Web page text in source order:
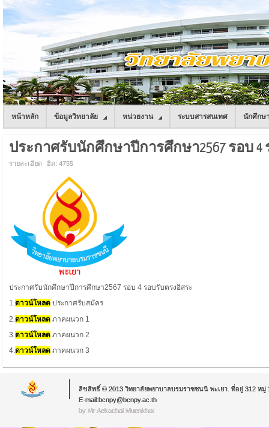
หน้าหลัก ข้อมูลวิทยาลัย หน่วยงาน ระบบสารสนเทศ นักศึกษ
ประกาศรับนักศึกษาปีการศึกษา2567 รอบ 4
รายละเอียด ฮิต: 4755
ประกาศรับนักศึกษาปีการศึกษา2567 รอบ 4 รอบรับตรงอิสระ
1.ดาวน์โหลด ประกาศรับสมัคร
2. ดาวน์โหลด ภาคผนวก 1
3.ดาวน์โหลด ภาคผนวก 2
4.ดาวน์โหลด ภาคผนวก 3
ลิขสิทธิ์ © 2013 วิทยาลัยพยาบาลบรมราชชนนี พะเยา. ที่อยู่ 312 หมู่
E-mail:bcnpy@bcnpy.ac.th
by Mr.Aekachai Muenkhat